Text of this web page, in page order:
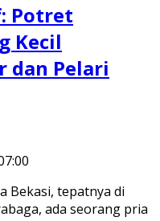
Potret
Kecil
dan Pelari
Bekasi, tepatnya di
ada seorang pria